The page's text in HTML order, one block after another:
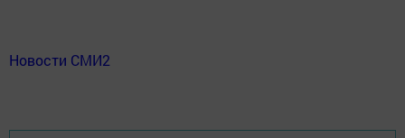
Новости СМИ2